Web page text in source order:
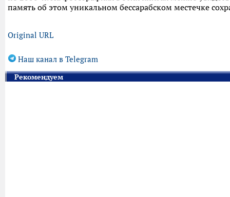
память об этом уникальном бессарабском местечке
Original URL
Наш канал в Telegram
Рекомендуем